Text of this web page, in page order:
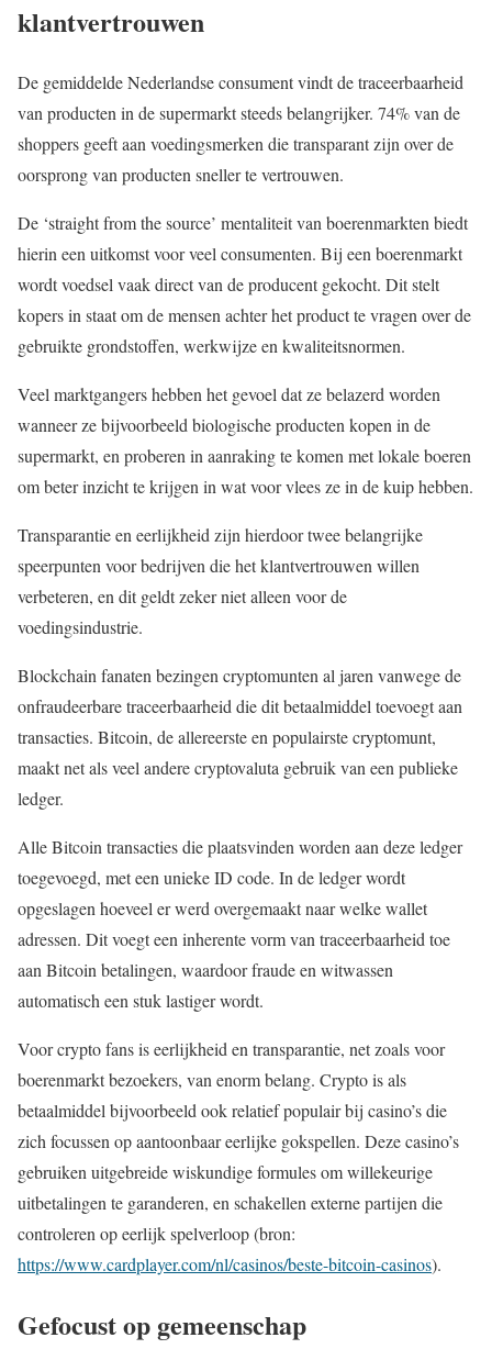
klantvertrouwen
De gemiddelde Nederlandse consument vindt de traceerbaarheid
van producten in de supermarkt steeds belangrijker. 74% van de
shoppers geeft aan voedingsmerken die transparant zijn over de
oorsprong van producten sneller te vertrouwen.
De ‘straight from the source’ mentaliteit van boerenmarkten biedt
hierin een uitkomst voor veel consumenten. Bij een boerenmarkt
wordt voedsel vaak direct van de producent gekocht. Dit stelt
kopers in staat om de mensen achter het product te vragen over de
gebruikte grondstoffen, werkwijze en kwaliteitsnormen.
Veel marktgangers hebben het gevoel dat ze belazerd worden
wanneer ze bijvoorbeeld biologische producten kopen in de
supermarkt, en proberen in aanraking te komen met lokale boeren
om beter inzicht te krijgen in wat voor vlees ze in de kuip hebben.
Transparantie en eerlijkheid zijn hierdoor twee belangrijke
speerpunten voor bedrijven die het klantvertrouwen willen
verbeteren, en dit geldt zeker niet alleen voor de
voedingsindustrie.
Blockchain fanaten bezingen cryptomunten al jaren vanwege de
onfraudeerbare traceerbaarheid die dit betaalmiddel toevoegt aan
transacties. Bitcoin, de allereerste en populairste cryptomunt,
maakt net als veel andere cryptovaluta gebruik van een publieke
ledger.
Alle Bitcoin transacties die plaatsvinden worden aan deze ledger
toegevoegd, met een unieke ID code. In de ledger wordt
opgeslagen hoeveel er werd overgemaakt naar welke wallet
adressen. Dit voegt een inherente vorm van traceerbaarheid toe
aan Bitcoin betalingen, waardoor fraude en witwassen
automatisch een stuk lastiger wordt.
Voor crypto fans is eerlijkheid en transparantie, net zoals voor
boerenmarkt bezoekers, van enorm belang. Crypto is als
betaalmiddel bijvoorbeeld ook relatief populair bij casino’s die
zich focussen op aantoonbaar eerlijke gokspellen. Deze casino’s
gebruiken uitgebreide wiskundige formules om willekeurige
uitbetalingen te garanderen, en schakellen externe partijen die
controleren op eerlijk spelverloop (bron:
https://www.cardplayer.com/nl/casinos/beste-bitcoin-casinos).
Gefocust op gemeenschap